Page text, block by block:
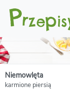
Niemowlęta
karmione piersią